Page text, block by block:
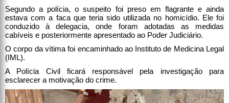
Segundo a polícia, o suspeito foi preso em flagrante e ainda
estava com a faca que teria sido utilizada no homicídio. Ele foi
conduzido à delegacia, onde foram adotadas as medidas
cabíveis e posteriormente apresentado ao Poder Judiciário.
O corpo da vítima foi encaminhado ao Instituto de Medicina Legal
(IML).
A Polícia Civil ficará responsável pela investigação para
esclarecer a motivação do crime.